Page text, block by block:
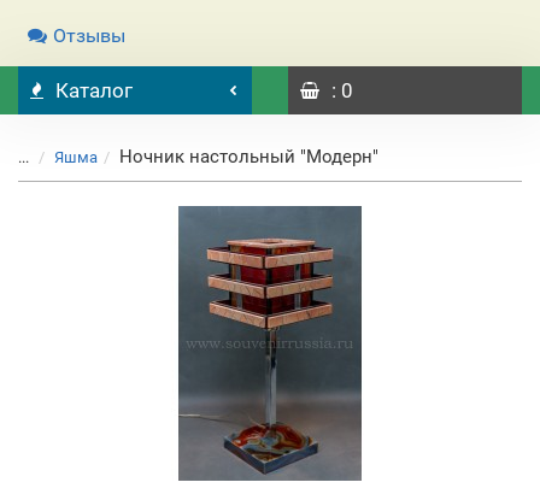
Отзывы
Каталог : 0
... Яшма Ночник настольный "Модерн"